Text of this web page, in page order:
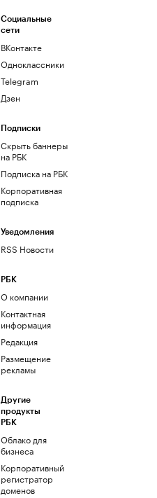
Социальные
сети
ВКонтакте
Одноклассники
Telegram
Дзен
Подписки
Скрыть баннеры
на РБК
Подписка на РБК
Корпоративная
подписка
Уведомления
RSS Новости
РБК
О компании
Контактная
информация
Редакция
Размещение
рекламы
Другие
продукты
РБК
Облако для
бизнеса
Корпоративный
регистратор
доменов